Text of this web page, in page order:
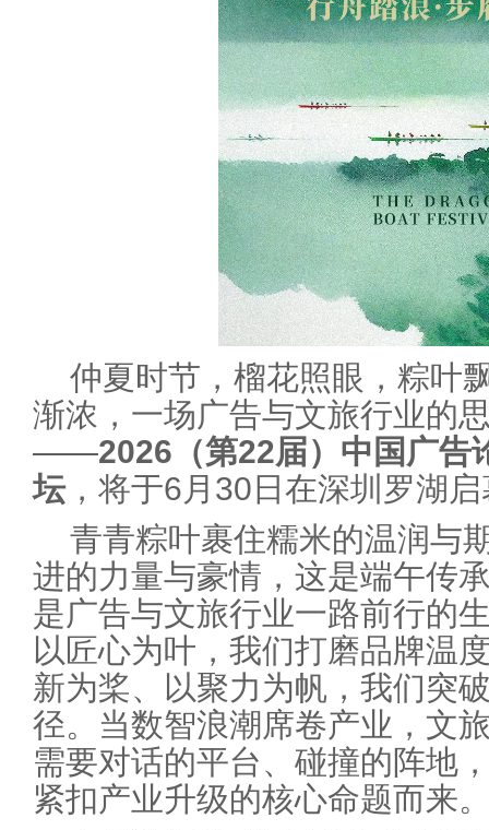
仲夏时节，榴花照眼，粽叶
渐浓，一场广告与文旅行业的
——2026 （第22届）中国广告
坛，将于6月30日在深圳罗湖
青青粽叶裹住糯米的温润与
进的力量与豪情，这是端午传
是广告与文旅行业一路前行的
以匠心为叶，我们打磨品牌温
新为桨、以聚力为帆，我们突
径。当数智浪潮席卷产业，文
需要对话的平台、碰撞的阵地
紧扣产业升级的核心命题而来